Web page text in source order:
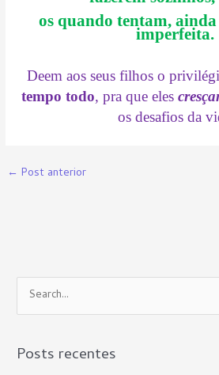
os quando tentam,
imperfeita.
Deem aos seus filhos o
tempo todo, pra que eles
os desafios da
← Post anterior
e
q
Posts recentes